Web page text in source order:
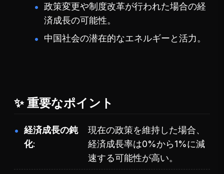
政策変更や制度改革が行われた場合の経
済成長の可能性。
中国社会の潜在的なエネルギーと活力。
✨ 重要なポイント
経済成長の鈍
化
現在の政策を維持した場合、
経済成長率は0%から1%に減
速する可能性が高い。